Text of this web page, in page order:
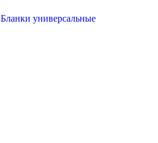
Бланки универсальные